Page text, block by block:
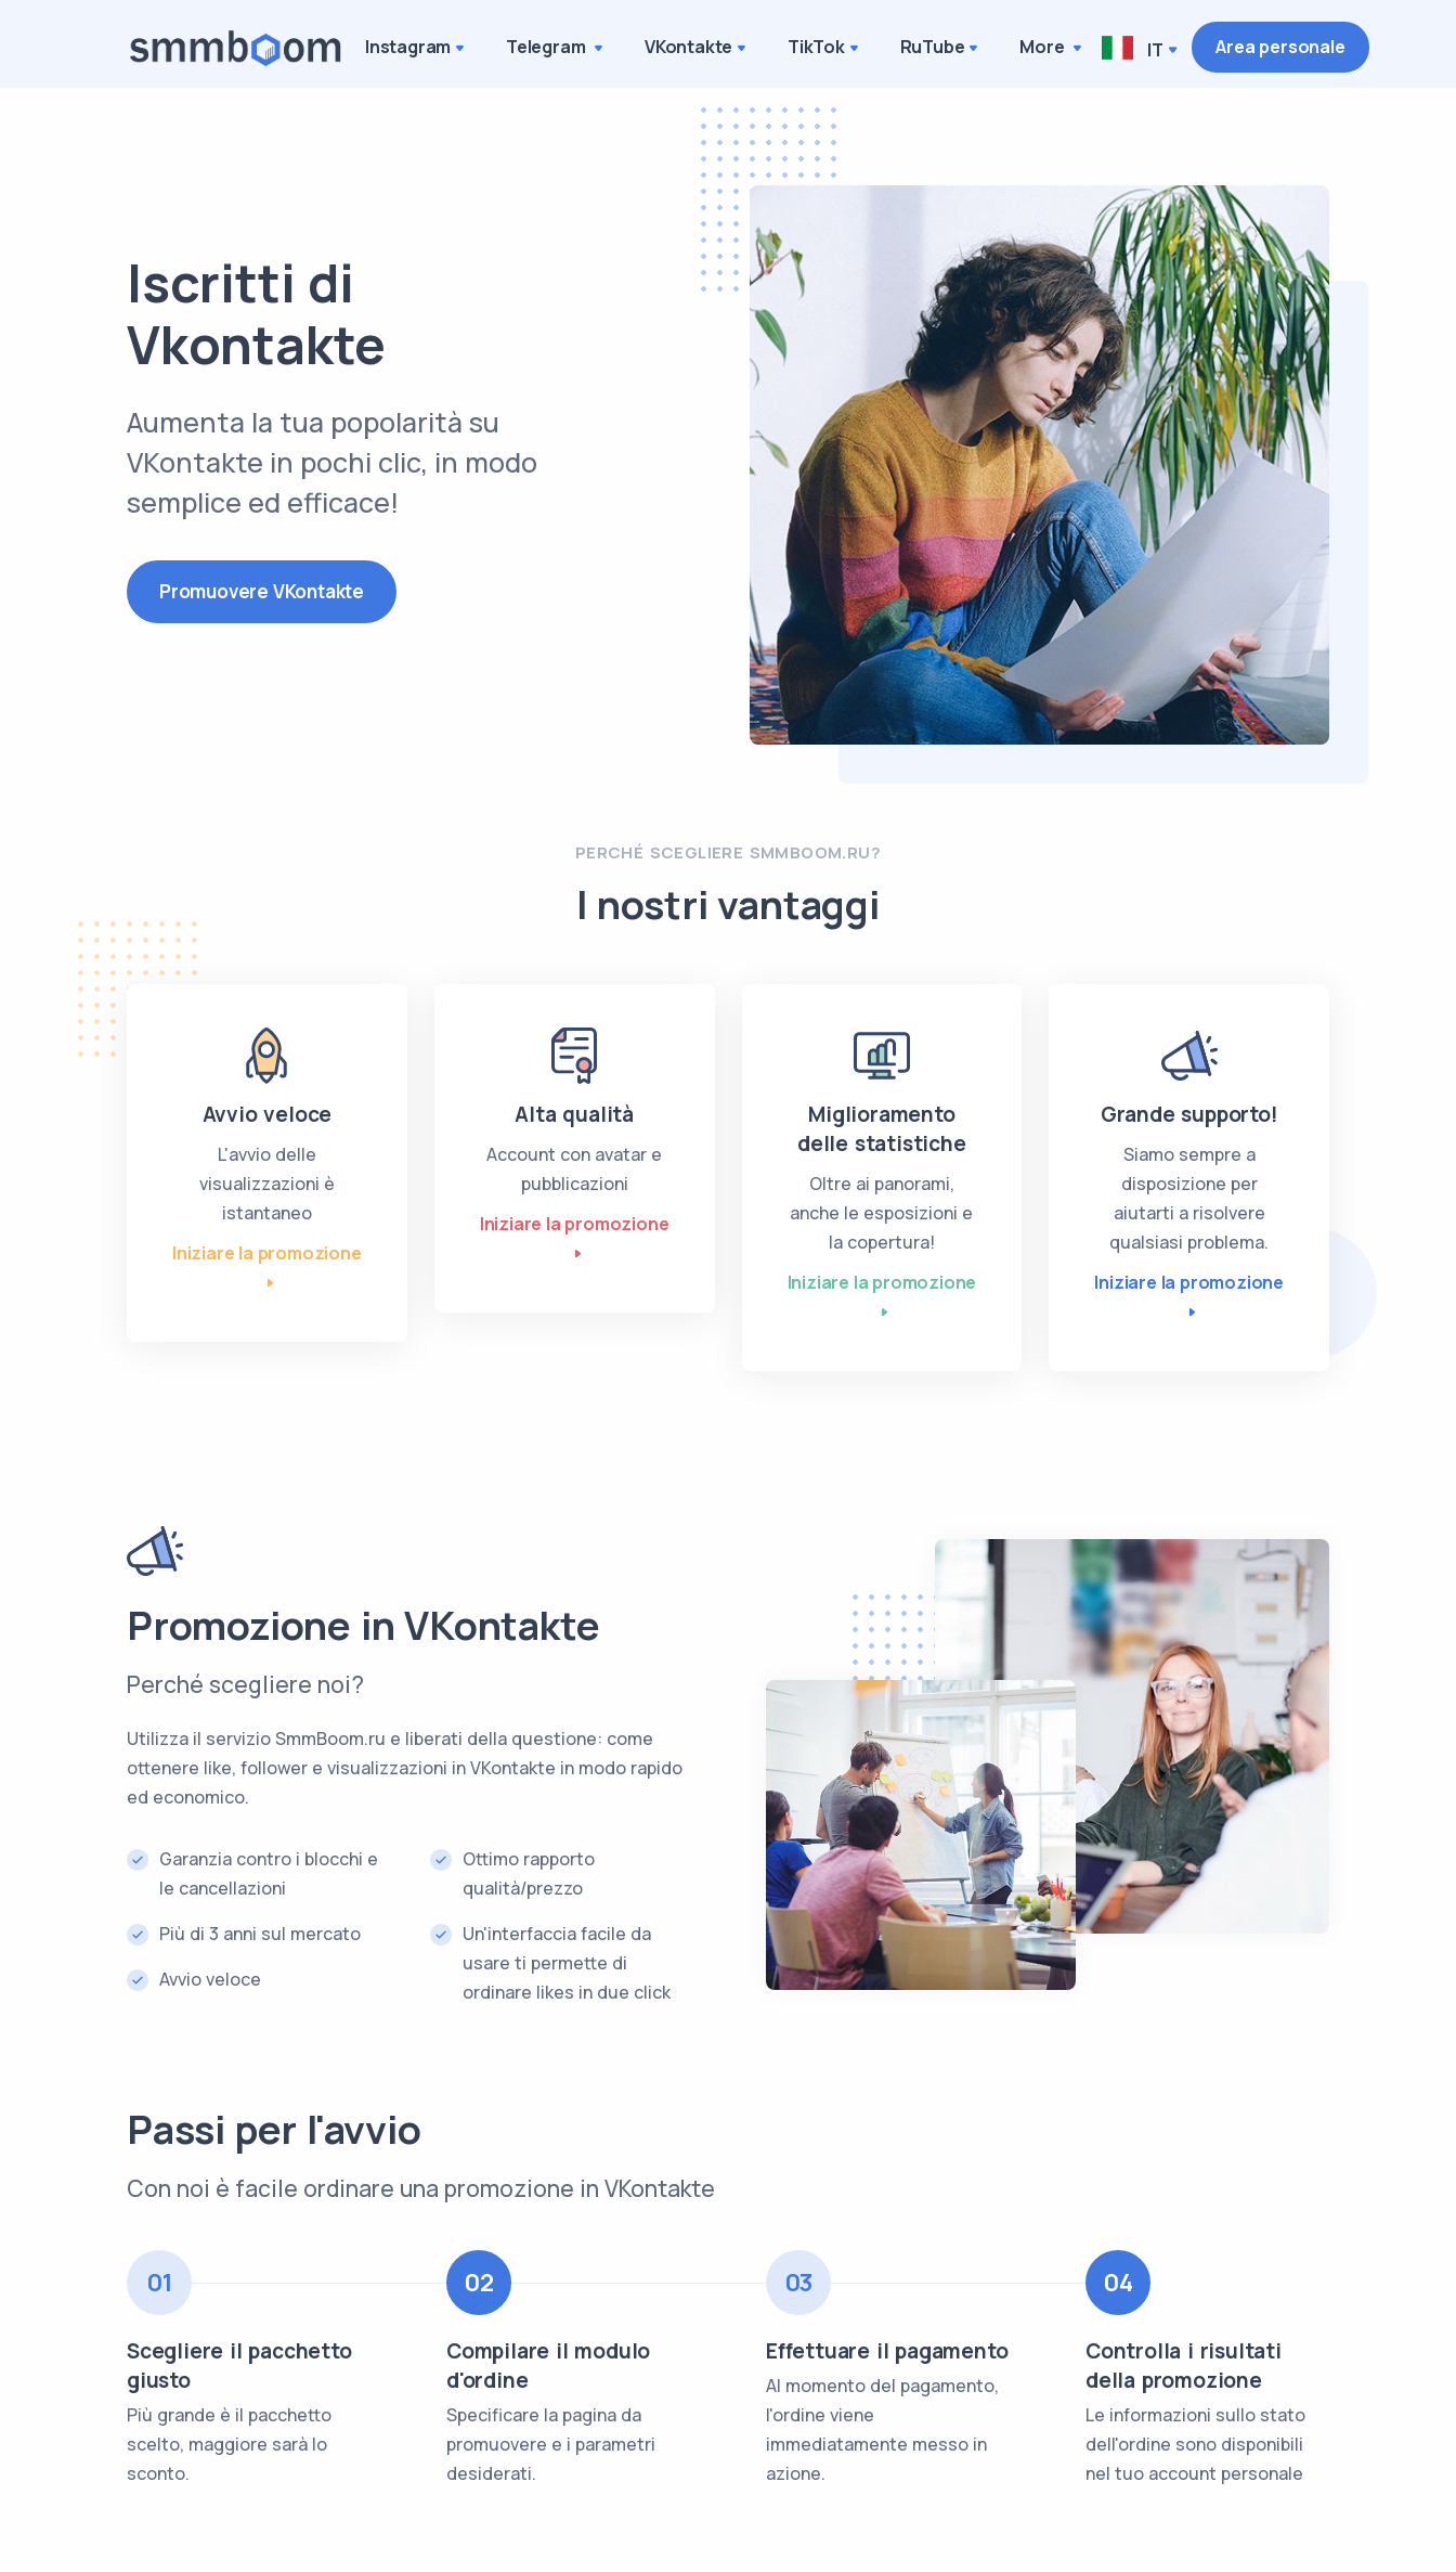
Instagram Telegram VKontakte TikTok RuTube More IT Area personale
Iscritti di
Vkontakte
Aumenta la tua popolarità su
VKontakte in pochi clic, in modo
semplice ed efficace!
Promuovere VKontakte
PERCHÉ SCEGLIERE SMMBOOM.RU?
I nostri vantaggi
Avvio veloce
L'avvio delle
visualizzazioni è
istantaneo
Iniziare la promozione
Alta qualità
Account con avatar e
pubblicazioni
Iniziare la promozione
Miglioramento
delle statistiche
Oltre ai panorami,
anche le esposizioni e
la copertura!
Iniziare la promozione
Grande supporto!
Siamo sempre a
disposizione per
aiutarti a risolvere
qualsiasi problema.
Iniziare la promozione
Promozione in VKontakte
Perché scegliere noi?
Utilizza il servizio SmmBoom.ru e liberati della questione: come
ottenere like, follower e visualizzazioni in VKontakte in modo rapido
ed economico.
Garanzia contro i blocchi e
le cancellazioni
Più di 3 anni sul mercato
Avvio veloce
Ottimo rapporto
qualità/prezzo
Un'interfaccia facile da
usare ti permette di
ordinare likes in due click
Passi per l'avvio
Con noi è facile ordinare una promozione in VKontakte
01
Scegliere il pacchetto
giusto
Più grande è il pacchetto
scelto, maggiore sarà lo
sconto.
02
Compilare il modulo
d'ordine
Specificare la pagina da
promuovere e i parametri
desiderati.
03
Effettuare il pagamento
Al momento del pagamento,
l'ordine viene
immediatamente messo in
azione.
04
Controlla i risultati
della promozione
Le informazioni sullo stato
dell'ordine sono disponibili
nel tuo account personale